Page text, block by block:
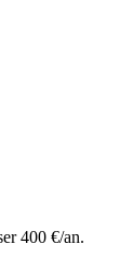
400 €/an.